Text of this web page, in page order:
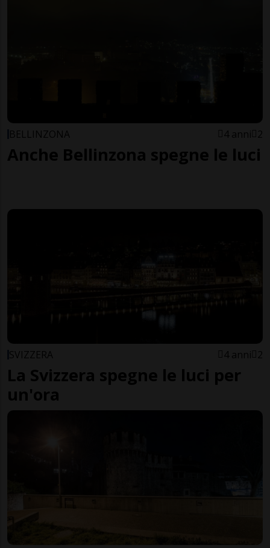
BELLINZONA 4 anni 2
Anche Bellinzona spegne le luci
SVIZZERA 4 anni 2
La Svizzera spegne le luci per
un'ora